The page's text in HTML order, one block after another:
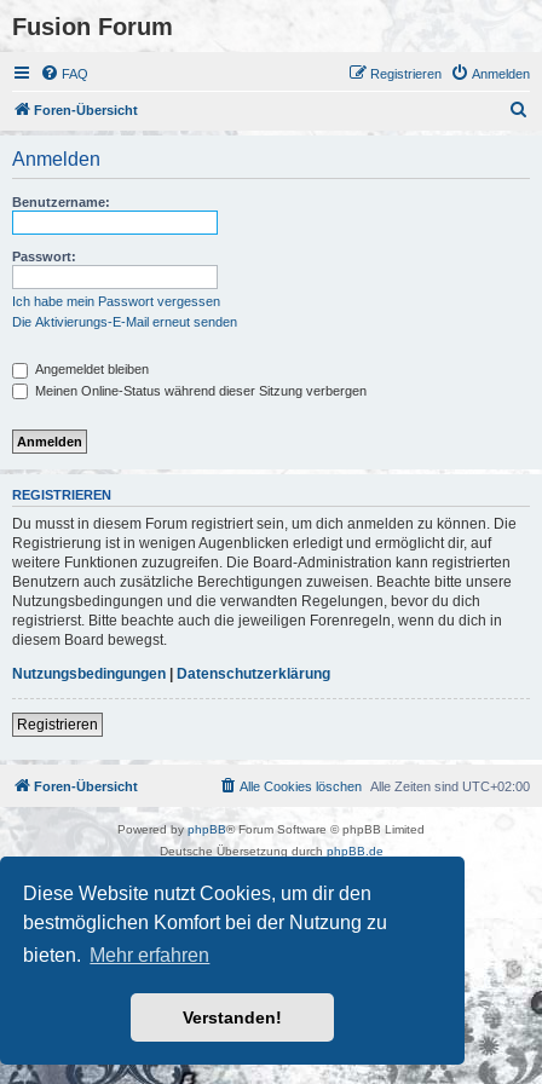
Diese Website nutzt Cookies, um dir den
bestmöglichen Komfort bei der Nutzung zu
bieten. Mehr erfahren
Verstanden!
Fusion Forum
FAQ Anmelden
Registrieren
Foren-Übersicht
Anmelden
Benutzername:
Passwort:
Ich habe mein Passwort vergessen
Die Aktivierungs-E-Mail erneut senden
Angemeldet bleiben
Meinen Online-Status während dieser Sitzung verbergen
REGISTRIEREN
Du musst in diesem Forum registriert sein, um dich anmelden zu können. Die
Registrierung ist in wenigen Augenblicken erledigt und ermöglicht dir, auf
weitere Funktionen zuzugreifen. Die Board-Administration kann registrierten
Benutzern auch zusätzliche Berechtigungen zuweisen. Beachte bitte unsere
Nutzungsbedingungen und die verwandten Regelungen, bevor du dich
registrierst. Bitte beachte auch die jeweiligen Forenregeln, wenn du dich in
diesem Board bewegst.
Nutzungsbedingungen | Datenschutzerklärung
Registrieren
Foren-Übersicht Alle Zeiten sind UTC+02:00
Alle Cookies löschen
Powered byphpBB® Forum Software © phpBB Limited
Deutsche Übersetzung durch phpBB.de
Datenschutz| Nutzungsbedingungen